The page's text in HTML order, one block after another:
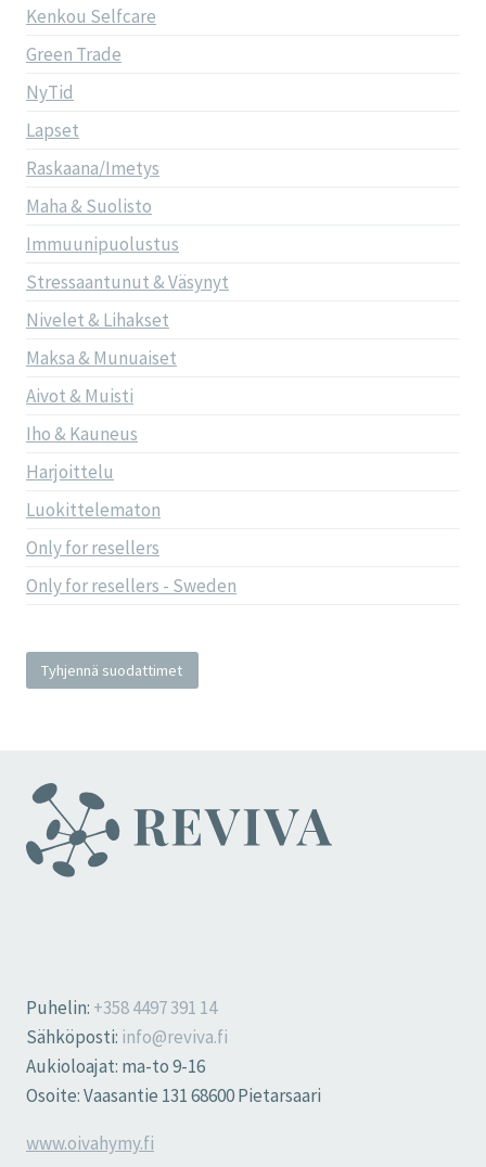
Kenkou Selfcare
Green Trade
NyTid
Lapset
Raskaana/Imetys
Maha & Suolisto
Immuunipuolustus
Stressaantunut & Väsynyt
Nivelet & Lihakset
Maksa & Munuaiset
Aivot & Muisti
Iho & Kauneus
Harjoittelu
Luokittelematon
Only for resellers
Only for resellers - Sweden
Tyhjennä suodattimet
Puhelin: +358 4497 391 14
Sähköposti: info@reviva.fi
Aukioloajat: ma-to 9-16
Osoite: Vaasantie 131 68600 Pietarsaari
www.oivahymy.fi